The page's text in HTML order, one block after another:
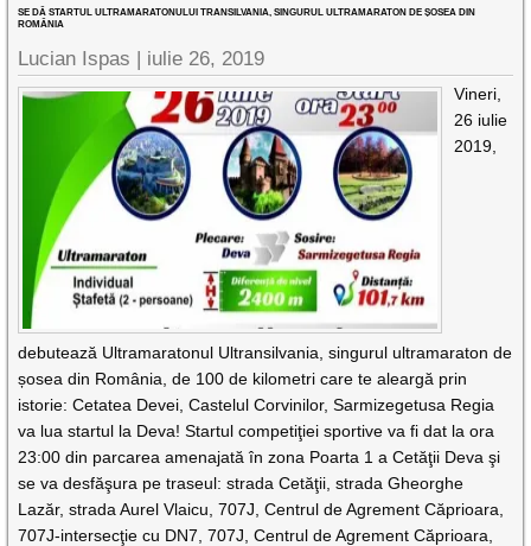
SE DĂ STARTUL ULTRAMARATONULUI TRANSILVANIA, SINGURUL ULTRAMARATON DE ȘOSEA DIN
ROMÂNIA
Lucian Ispas | iulie 26, 2019
Vineri,
26 iulie
2019,
debutează Ultramaratonul Ultransilvania, singurul ultramaraton de
șosea din România, de 100 de kilometri care te aleargă prin
istorie: Cetatea Devei, Castelul Corvinilor, Sarmizegetusa Regia
va lua startul la Deva! Startul competiţiei sportive va fi dat la ora
23:00 din parcarea amenajată în zona Poarta 1 a Cetăţii Deva şi
se va desfăşura pe traseul: strada Cetăţii, strada Gheorghe
Lazăr, strada Aurel Vlaicu, 707J, Centrul de Agrement Căprioara,
707J-intersecţie cu DN7, 707J, Centrul de Agrement Căprioara,